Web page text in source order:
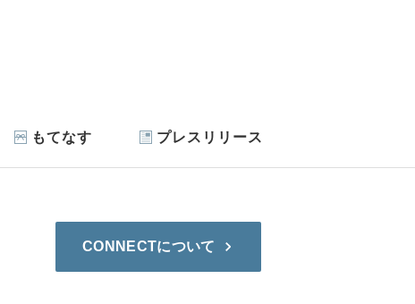
もてなす プレスリリース
CONNECTについて